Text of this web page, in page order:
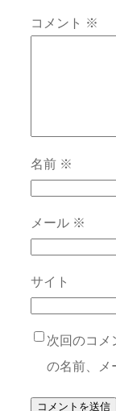
コメント ※
名前 ※
メール ※
サイト
次回のコメ
の名前、メ